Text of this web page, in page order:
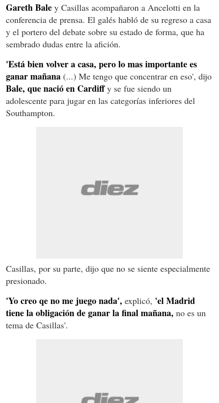
Gareth Bale y Casillas acompañaron a Ancelotti en la
conferencia de prensa. El galés habló de su regreso a casa
y el portero del debate sobre su estado de forma, que ha
sembrado dudas entre la afición.
'Está bien volver a casa, pero lo mas importante es
ganar mañana (...) Me tengo que concentrar en eso', dijo
Bale, que nació en Cardiffy se fue siendo un
adolescente para jugar en las categorías inferiores del
Southampton.
Casillas, por su parte, dijo que no se siente especialmente
presionado.
'Yo creo qe no me juego nada', explicó, 'el Madrid
tiene la obligación de ganar la final mañana, no es un
tema de Casillas'.